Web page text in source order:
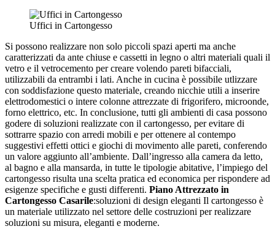
Uffici in Cartongesso
Si possono realizzare non solo piccoli spazi aperti ma anche
caratterizzati da ante chiuse e cassetti in legno o altri materiali quali il
vetro e il vetrocemento per creare volendo pareti bifacciali,
utilizzabili da entrambi i lati. Anche in cucina è possibile utlizzare
con soddisfazione questo materiale, creando nicchie utili a inserire
elettrodomestici o intere colonne attrezzate di frigorifero, microonde,
forno elettrico, etc. In conclusione, tutti gli ambienti di casa possono
godere di soluzioni realizzate con il cartongesso, per evitare di
sottrarre spazio con arredi mobili e per ottenere al contempo
suggestivi effetti ottici e giochi di movimento alle pareti, conferendo
un valore aggiunto all’ambiente. Dall’ingresso alla camera da letto,
al bagno e alla mansarda, in tutte le tipologie abitative, l’impiego del
cartongesso risulta una scelta pratica ed economica per rispondere ad
esigenze specifiche e gusti differenti. Piano Attrezzato in
Cartongesso Casarile:soluzioni di design eleganti Il cartongesso è
un materiale utilizzato nel settore delle costruzioni per realizzare
soluzioni su misura, eleganti e moderne.